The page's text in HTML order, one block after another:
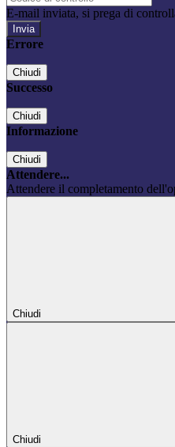
E-mail inviata, si prega di
Errore
Chiudi
Successo
Chiudi
Informazione
Chiudi
Attendere...
Attendere il completamento
Chiudi
Chiudi